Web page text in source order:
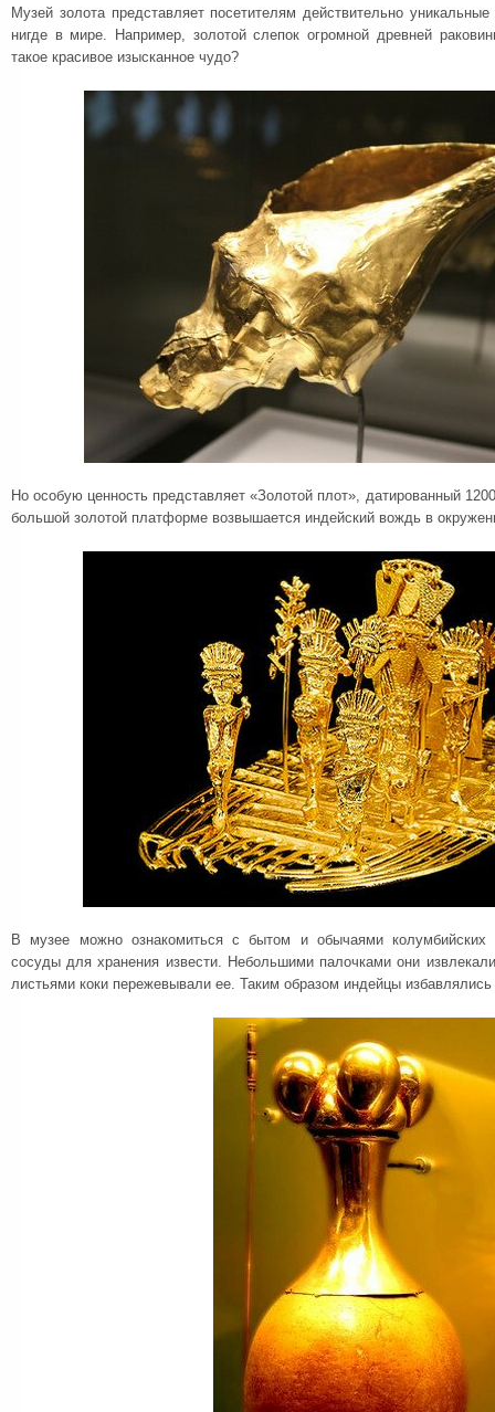
Музей золота представляет посетителям действительно
нигде в мире. Например, золотой слепок огромной древней
такое красивое изысканное чудо?
Но особую ценность представляет «Золотой плот», датированный
большой золотой платформе возвышается индейский вождь в
В музее можно ознакомиться с бытом и обычаями колумбийских
сосуды для хранения извести. Небольшими палочками они
листьями коки пережевывали ее. Таким образом индейцы избавлялись